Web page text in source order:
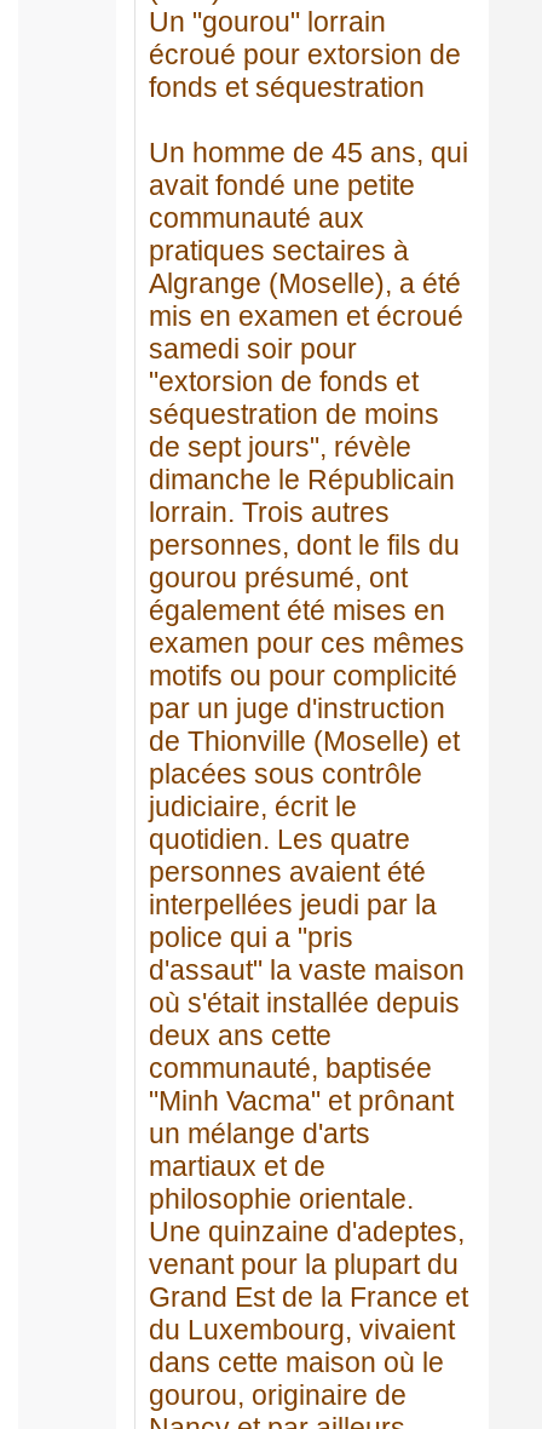
Un "gourou" lorrain
écroué pour extorsion de
fonds et séquestration
Un homme de 45 ans, qui
avait fondé une petite
communauté aux
pratiques sectaires à
Algrange (Moselle), a été
mis en examen et écroué
samedi soir pour
"extorsion de fonds et
séquestration de moins
de sept jours", révèle
dimanche le Républicain
lorrain. Trois autres
personnes, dont le fils du
gourou présumé, ont
également été mises en
examen pour ces mêmes
motifs ou pour complicité
par un juge d'instruction
de Thionville (Moselle) et
placées sous contrôle
judiciaire, écrit le
quotidien. Les quatre
personnes avaient été
interpellées jeudi par la
police qui a "pris
d'assaut" la vaste maison
où s'était installée depuis
deux ans cette
communauté, baptisée
"Minh Vacma" et prônant
un mélange d'arts
martiaux et de
philosophie orientale.
Une quinzaine d'adeptes,
venant pour la plupart du
Grand Est de la France et
du Luxembourg, vivaient
dans cette maison où le
gourou, originaire de